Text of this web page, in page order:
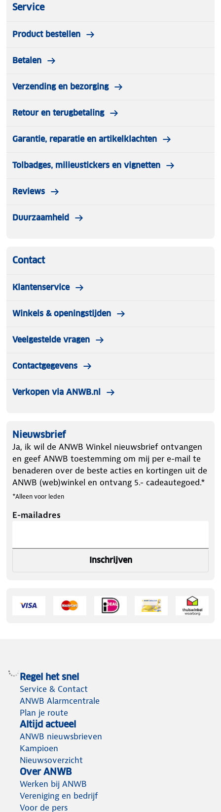
Service
Product bestellen
Betalen
Verzending en bezorging
Retour en terugbetaling
Garantie, reparatie en artikelklachten
Tolbadges, milieustickers en vignetten
Reviews
Duurzaamheid
Contact
Klantenservice
Winkels & openingstijden
Veelgestelde vragen
Contactgegevens
Verkopen via ANWB.nl
Nieuwsbrief
Ja, ik wil de ANWB Winkel nieuwsbrief ontvangen
en geef ANWB toestemming om mij per e-mail te
benaderen over de beste acties en kortingen uit de
ANWB (web)winkel en ontvang 5.- cadeautegoed.*
*Alleen voor leden
E-mailadres
Inschrijven
Regel het snel
Service & Contact
ANWB Alarmcentrale
Plan je route
Altijd actueel
ANWB nieuwsbrieven
Kampioen
Nieuwsoverzicht
Over ANWB
Werken bij ANWB
Vereniging en bedrijf
Voor de pers